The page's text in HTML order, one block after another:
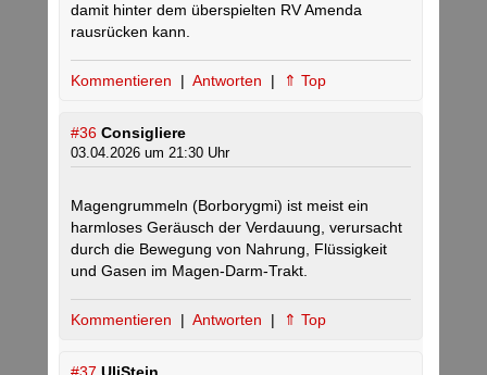
damit hinter dem überspielten RV Amenda
rausrücken kann.
Kommentieren | Antworten | ⇑ Top
#36 Consigliere
03.04.2026 um 21:30 Uhr
Magengrummeln (Borborygmi) ist meist ein
harmloses Geräusch der Verdauung, verursacht
durch die Bewegung von Nahrung, Flüssigkeit
und Gasen im Magen-Darm-Trakt.
Kommentieren | Antworten | ⇑ Top